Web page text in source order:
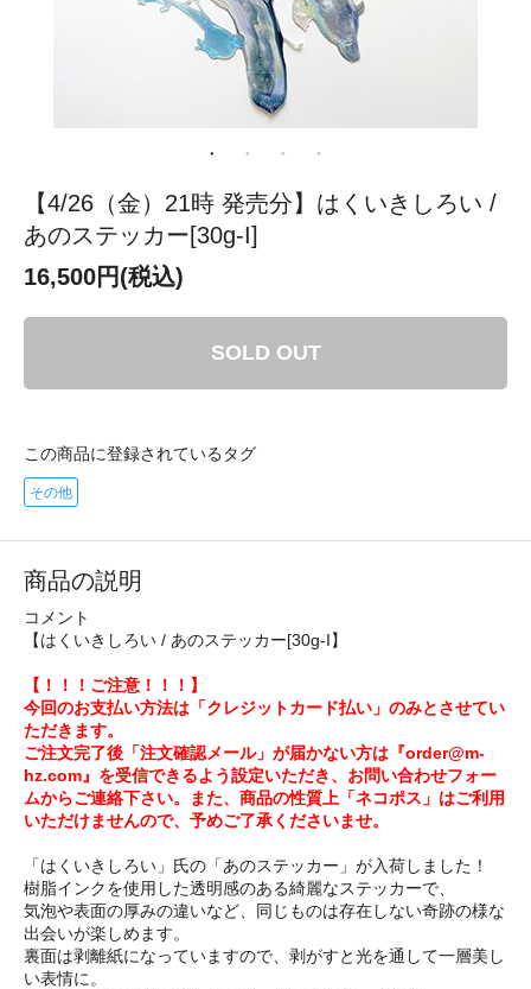
【4/26（金）21時 発売分】はくいきしろい /
あのステッカー[30g-I]
16,500円(税込)
SOLD OUT
この商品に登録されているタグ
その他
商品の説明
コメント
【はくいきしろい / あのステッカー[30g-I】
【！！！ご注意！！！】
今回のお支払い方法は「クレジットカード払い」のみとさせてい
ただきます。
ご注文完了後「注文確認メール」が届かない方は『order@m-
hz.com』を受信できるよう設定いただき、お問い合わせフォー
ムからご連絡下さい。また、商品の性質上「ネコポス」はご利用
いただけませんので、予めご了承くださいませ。
「はくいきしろい」氏の「あのステッカー」が入荷しました！
樹脂インクを使用した透明感のある綺麗なステッカーで、
気泡や表面の厚みの違いなど、同じものは存在しない奇跡の様な
出会いが楽しめます。
裏面は剥離紙になっていますので、剥がすと光を通して一層美し
い表情に。